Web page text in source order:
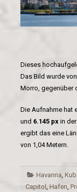
Dieses
Das Bild wurde
Morro, gegenüber
Die Aufnahme hat
und 6.145 px in
ergibt das eine
von 1,04 Metern.
Havanna
Capitol
Hafen